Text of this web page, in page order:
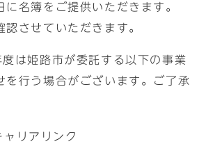
に名簿をご提供いただきます。
認させていただきます。
は姫路市が委託する以下の事業
を行う場合がございます。ご了承
ャリアリンク